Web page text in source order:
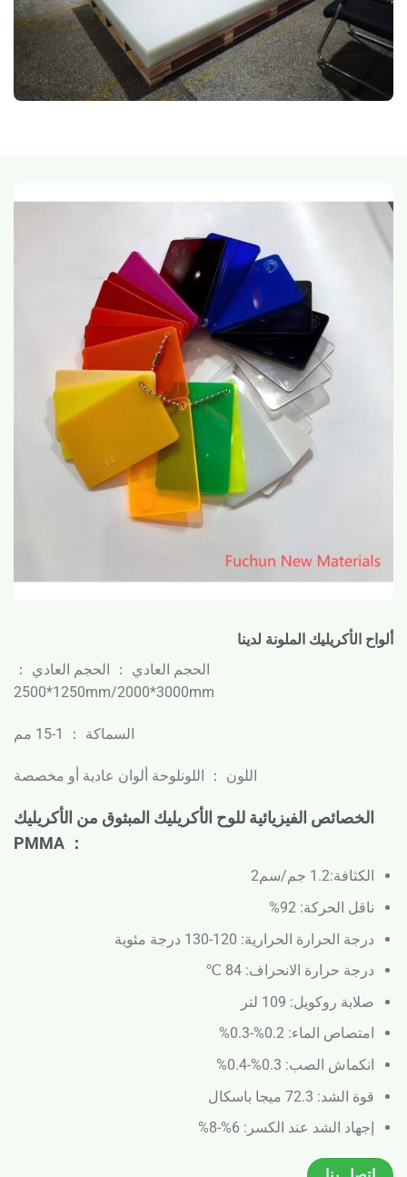
ألواح الأكريليك الملونة لدينا
الحجم العادي ： الحجم العادي ：
1250*2500mm/2000*3000mm
السماكة ： 1-15 مم
اللون ： اللونلوحة ألوان عادية أو مخصصة
الخصائص الفيزيائية للوح الأكريليك المبثوق من الأكريليك
PMMA ：
الكثافة:1.2 جم/سم2
ناقل الحركة: 92%
درجة الحرارة الحرارية: 120-130 درجة مئوية
درجة حرارة الانحراف: 84 ℃
صلابة روكويل: 109 لتر
امتصاص الماء: 0.2%-0.3%
انكماش الصب: 0.3%-0.4%
قوة الشد: 72.3 ميجا باسكال
إجهاد الشد عند الكسر: 6%-8%